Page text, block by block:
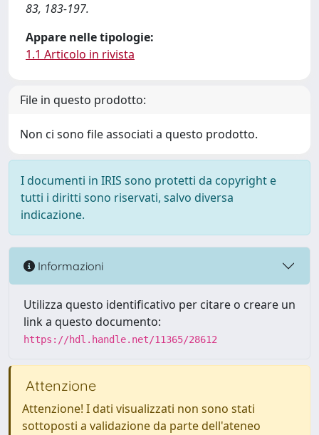
83, 183-197.
Appare nelle tipologie:
1.1 Articolo in rivista
File in questo prodotto:
Non ci sono file associati a questo prodotto.
I documenti in IRIS sono protetti da copyright e
tutti i diritti sono riservati, salvo diversa
indicazione.
Informazioni
Utilizza questo identificativo per citare o creare un
link a questo documento:
https://hdl.handle.net/11365/28612
Attenzione
Attenzione! I dati visualizzati non sono stati
sottoposti a validazione da parte dell'ateneo